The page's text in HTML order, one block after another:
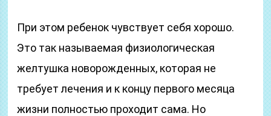
При этом ребенок чувствует себя хорошо.
Это так называемая физиологическая
желтушка новорожденных, которая не
требует лечения и к концу первого месяца
жизни полностью проходит сама. Но